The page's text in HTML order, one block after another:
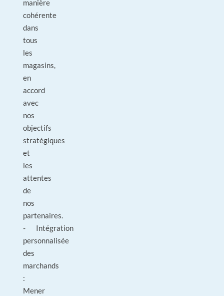
manière
cohérente
dans
tous
les
magasins,
en
accord
avec
nos
objectifs
stratégiques
et
les
attentes
de
nos
partenaires.
- Intégration
personnalisée
des
marchands
:
Mener